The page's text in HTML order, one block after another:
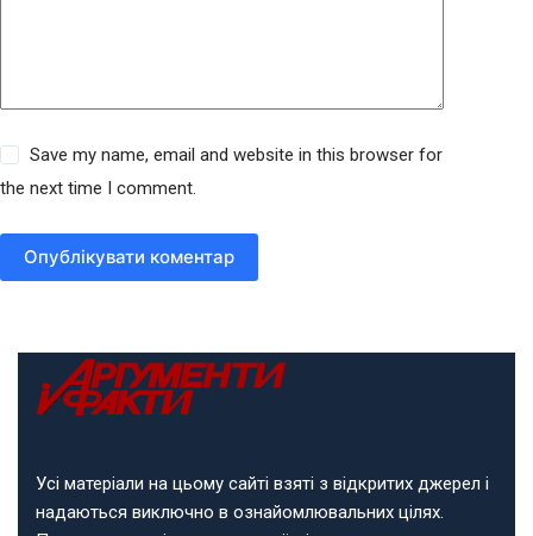
Save my name, email and website in this browser for
the next time I comment.
Опублікувати коментар
Усі матеріали на цьому сайті взяті з відкритих джерел і
надаються виключно в ознайомлювальних цілях.